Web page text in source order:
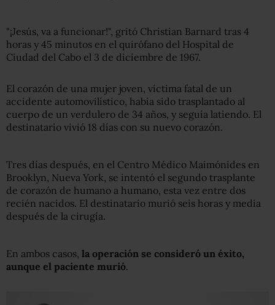
"¡Jesús, va a funcionar!", gritó Christian Barnard tras 4
horas y 45 minutos en el quirófano del Hospital de
Ciudad del Cabo el 3 de diciembre de 1967.
El corazón de una mujer joven, víctima fatal de un
accidente automovilístico, había sido trasplantado al
cuerpo de un verdulero de 34 años, y seguía latiendo. El
destinatario vivió 18 días con su nuevo corazón.
Tres días después, en el Centro Médico Maimónides en
Brooklyn, Nueva York, se intentó el segundo trasplante
de corazón de humano a humano, esta vez entre dos
recién nacidos. El destinatario murió seis horas y media
después de la cirugía.
En ambos casos, la operación se consideró un éxito,
aunque el paciente murió.